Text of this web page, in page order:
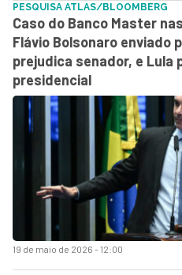
19 de maio de 2026 - 12:00
PESQUISA ATLAS/BLOOMBERG
Caso do Banco Master
Flávio Bolsonaro enviado
prejudica senador, e
presidencial